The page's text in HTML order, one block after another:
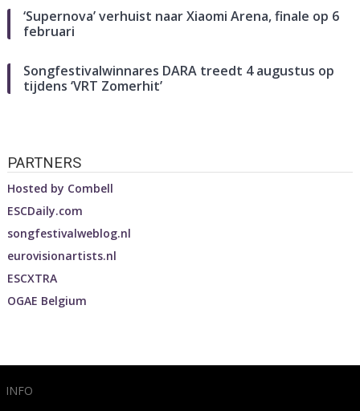
‘Supernova’ verhuist naar Xiaomi Arena, finale op 6
februari
Songfestivalwinnares DARA treedt 4 augustus op
tijdens ‘VRT Zomerhit’
PARTNERS
Hosted by Combell
ESCDaily.com
songfestivalweblog.nl
eurovisionartists.nl
ESCXTRA
OGAE Belgium
INFO